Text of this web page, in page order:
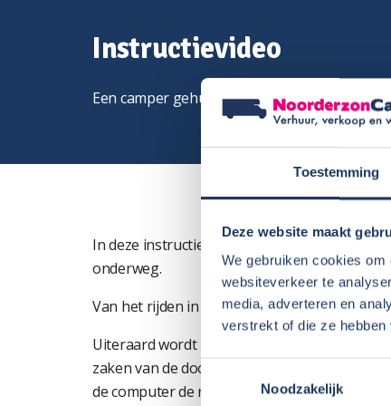
Toestemming
Deze website maakt
We gebruiken cookies
websiteverkeer te
media, adverteren en
verstrekt of die ze
Toestemmingsselectie
Noodzakelijk
Instructievideo
Een camper gehuurd, maar hoe werkt een
In deze instructiefilm kunt u alvast alle
onderweg.
Van het rijden in de camper tot het gebruik
Uiteraard wordt bij het halen van de camper
zaken van de door u gehuurde camper –
de computer de nodige kennis opdoen.